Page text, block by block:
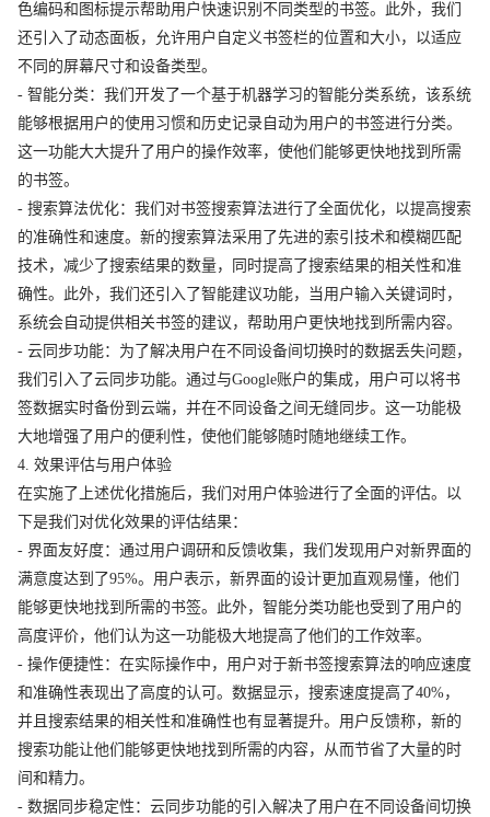
色编码和图标提示帮助用户快速识别不同类型的书签。此外，我们
还引入了动态面板，允许用户自定义书签栏的位置和大小，以适应
不同的屏幕尺寸和设备类型。
- 智能分类：我们开发了一个基于机器学习的智能分类系统，该系统
能够根据用户的使用习惯和历史记录自动为用户的书签进行分类。
这一功能大大提升了用户的操作效率，使他们能够更快地找到所需
的书签。
- 搜索算法优化：我们对书签搜索算法进行了全面优化，以提高搜索
的准确性和速度。新的搜索算法采用了先进的索引技术和模糊匹配
技术，减少了搜索结果的数量，同时提高了搜索结果的相关性和准
确性。此外，我们还引入了智能建议功能，当用户输入关键词时，
系统会自动提供相关书签的建议，帮助用户更快地找到所需内容。
- 云同步功能：为了解决用户在不同设备间切换时的数据丢失问题，
我们引入了云同步功能。通过与Google账户的集成，用户可以将书
签数据实时备份到云端，并在不同设备之间无缝同步。这一功能极
大地增强了用户的便利性，使他们能够随时随地继续工作。
4. 效果评估与用户体验
在实施了上述优化措施后，我们对用户体验进行了全面的评估。以
下是我们对优化效果的评估结果：
- 界面友好度：通过用户调研和反馈收集，我们发现用户对新界面的
满意度达到了95%。用户表示，新界面的设计更加直观易懂，他们
能够更快地找到所需的书签。此外，智能分类功能也受到了用户的
高度评价，他们认为这一功能极大地提高了他们的工作效率。
- 操作便捷性：在实际操作中，用户对于新书签搜索算法的响应速度
和准确性表现出了高度的认可。数据显示，搜索速度提高了40%，
并且搜索结果的相关性和准确性也有显著提升。用户反馈称，新的
搜索功能让他们能够更快地找到所需的内容，从而节省了大量的时
间和精力。
- 数据同步稳定性：云同步功能的引入解决了用户在不同设备间切换